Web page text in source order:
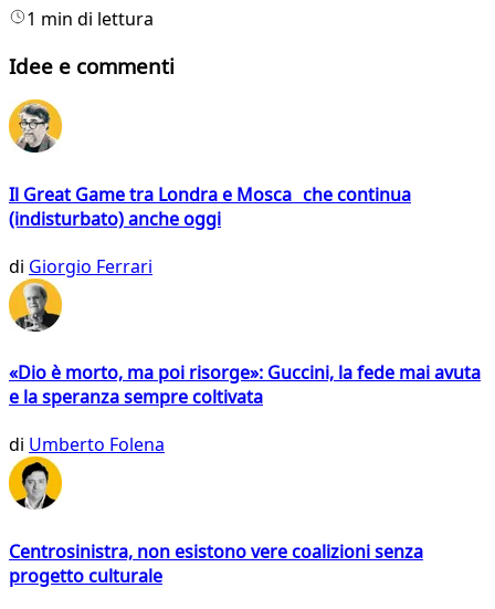
1 min di lettura
Idee e commenti
Il Great Game tra Londra e Mosca che continua
(indisturbato) anche oggi
di Giorgio Ferrari
«Dio è morto, ma poi risorge»: Guccini, la fede mai avuta
e la speranza sempre coltivata
di Umberto Folena
Centrosinistra, non esistono vere coalizioni senza
progetto culturale